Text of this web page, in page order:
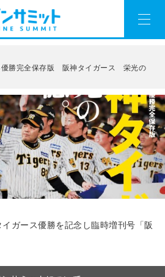
優勝完全保存版 阪神タイガース 栄光の
ガース優勝を記念し臨時増刊号「阪